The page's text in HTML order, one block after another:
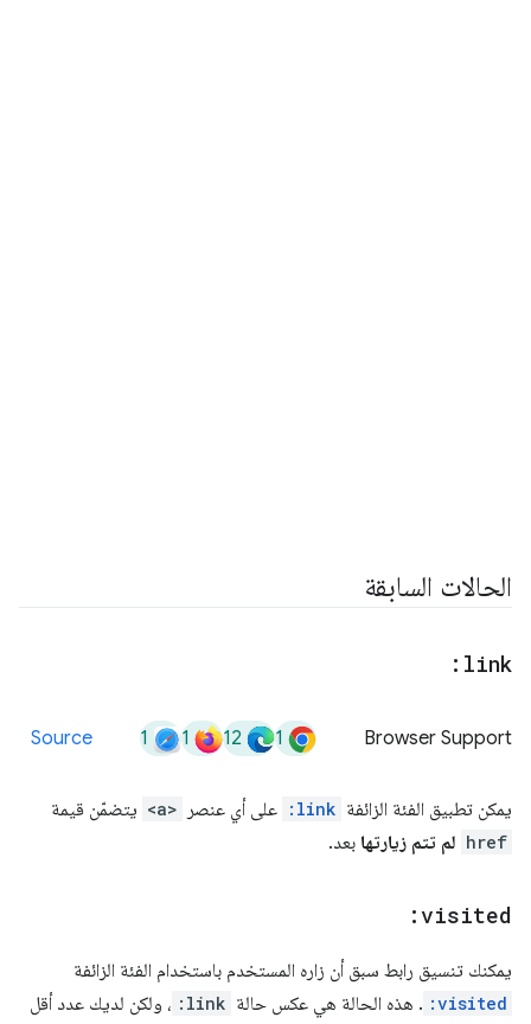
الحالات السابقة
:link
Browser Support
1
12
1
1
Source
يمكن تطبيق الفئة الزائفة :link على أي عنصر <a> يتضمّن قيمة
href لم تتم زيارتها بعد.
:visited
يمكنك تنسيق رابط سبق أن زاره المستخدم باستخدام الفئة الزائفة
:visited . هذه الحالة هي عكس حالة :link ، ولكن لديك عدد أقل